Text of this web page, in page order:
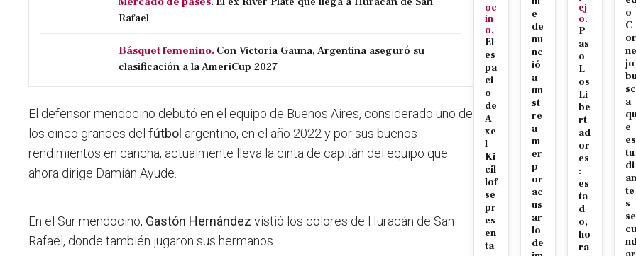
Rafael
Básquet femenino. Con Victoria Gauna, Argentina aseguró su
clasificación a la AmeriCup 2027
El defensor mendocino debutó en el equipo de Buenos Aires, considerado uno de
los cinco grandes delfútbol argentino, en el año 2022 y por sus buenos
rendimientos en cancha, actualmente lleva la cinta de capitán del equipo que
ahora dirige Damián Ayude.
En el Sur mendocino, Gastón Hernández vistió los colores de Huracán de San
Rafael, donde también jugaron sus hermanos.
oc
in
o.
El
es
pa
ci
o
de
A
xe
l
Ki
cil
lof
se
pr
es
en
ta
e
de
nu
nc
ió
a
un
st
re
a
m
er
p
or
ac
us
ar
lo
de
ej
o.
P
as
o
L
os
Li
be
rt
ad
or
es
:
es
ta
d
o,
ho
ra
o
C
or
ne
jo
sc
a
e
es
tu
di
an
te
s
se
cu